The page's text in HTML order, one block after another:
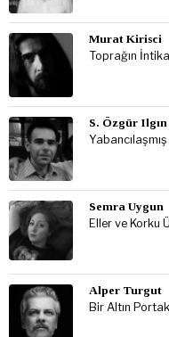
Murat Kirisci
Toprağın
S. Özgür Ilgın
Semra Uygun
Eller ve Korku
Alper Turgut
Bir Altın